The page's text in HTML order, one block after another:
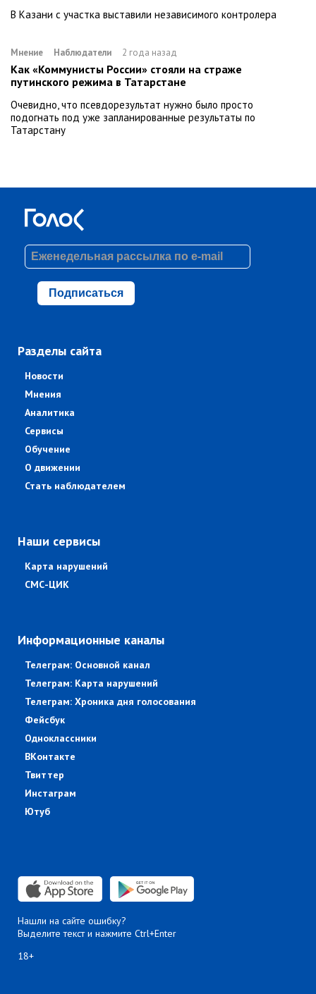
В Казани с участка выставили независимого контролера
Мнение Наблюдатели 2 года назад
Как «Коммунисты России» стояли на страже
путинского режима в Татарстане
Очевидно, что псевдорезультат нужно было просто
подогнать под уже запланированные результаты по
Татарстану
Подписаться
Разделы сайта
Новости
Мнения
Аналитика
Сервисы
Обучение
О движении
Стать наблюдателем
Наши сервисы
Карта нарушений
СМС-ЦИК
Информационные каналы
Телеграм: Основной канал
Телеграм: Карта нарушений
Телеграм: Хроника дня голосования
Фейсбук
Одноклассники
ВКонтакте
Твиттер
Инстаграм
Ютуб
Нашли на сайте ошибку?
Выделите текст и нажмите Ctrl+Enter
18+